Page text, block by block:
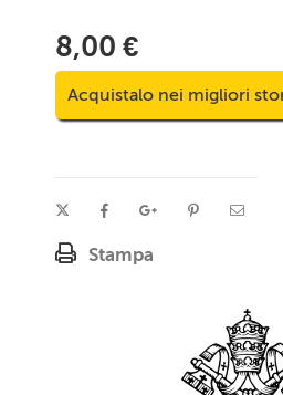
8,00 €
Acquistalo nei migliori
Stampa